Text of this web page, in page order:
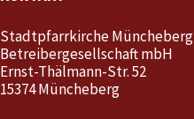
Stadtpfarrkirche Müncheberg
Betreibergesellschaft mbH
Ernst-Thälmann-Str. 52
15374 Müncheberg